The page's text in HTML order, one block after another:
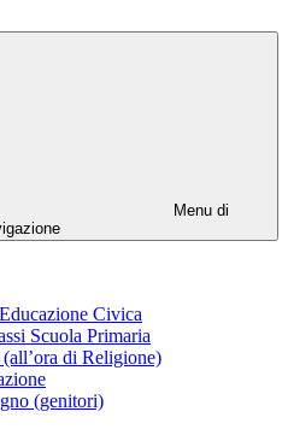
Menu di
Civica
Scuola Primaria
di Religione)
(genitori)